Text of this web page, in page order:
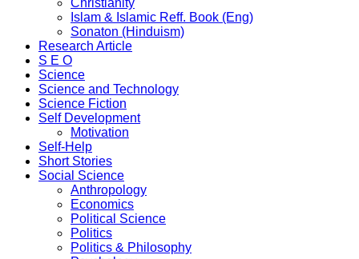
Christianity
Islam & Islamic Reff. Book (Eng)
Sonaton (Hinduism)
Research Article
S E O
Science
Science and Technology
Science Fiction
Self Development
Motivation
Self-Help
Short Stories
Social Science
Anthropology
Economics
Political Science
Politics
Politics & Philosophy